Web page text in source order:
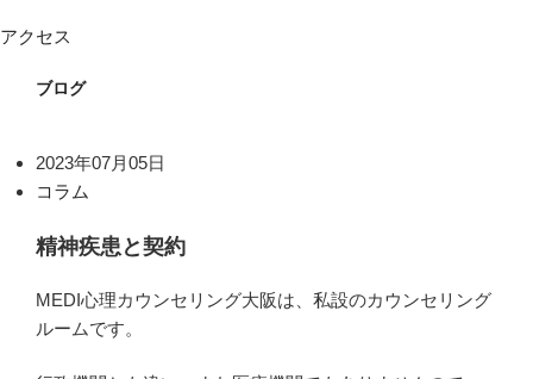
アクセス
ブログ
2023年07月05日
コラム
精神疾患と契約
MEDI心理カウンセリング大阪は、私設のカウンセリング
ルームです。